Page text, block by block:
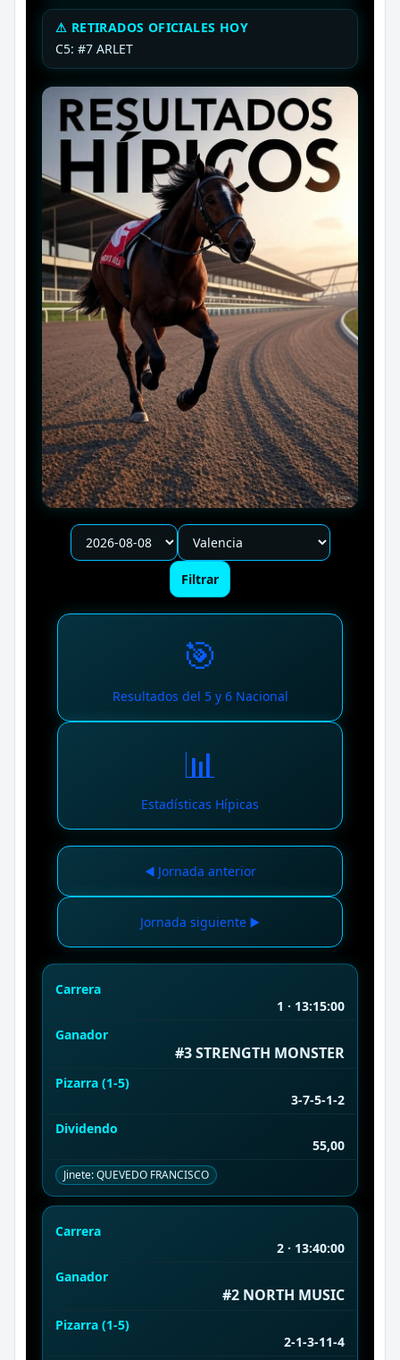
⚠ RETIRADOS OFICIALES HOY
C5: #7 ARLET
Filtrar
🎯
Resultados del 5 y 6 Nacional
📊
Estadísticas Hípicas
◀️ Jornada anterior
Jornada siguiente ▶️
Carrera
1 · 13:15:00
Ganador
#3 STRENGTH MONSTER
Pizarra (1-5)
3-7-5-1-2
Dividendo
55,00
Jinete: QUEVEDO FRANCISCO
Carrera
2 · 13:40:00
Ganador
#2 NORTH MUSIC
Pizarra (1-5)
2-1-3-11-4